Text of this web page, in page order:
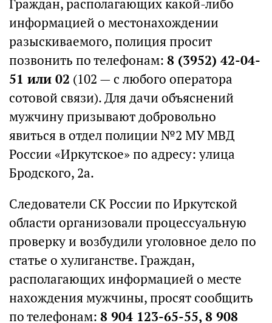
Граждан, располагающих какой-либо
информацией о местонахождении
разыскиваемого, полиция просит
позвонить по телефонам: 8 (3952) 42-04-
51 или 02 (102 — с любого оператора
сотовой связи). Для дачи объяснений
мужчину призывают добровольно
явиться в отдел полиции №2 МУ МВД
России «Иркутское» по адресу: улица
Бродского, 2а.
Следователи СК России по Иркутской
области организовали процессуальную
проверку и возбудили уголовное дело по
статье о хулиганстве. Граждан,
располагающих информацией о месте
нахождения мужчины, просят сообщить
по телефонам: 8 904 123-65-55, 8 908